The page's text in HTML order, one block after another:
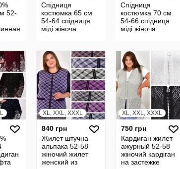
52-
Спідниця
костюмка 65 см
54-64 спідниця
міді жіноча
24236
Спідниця
костюмка 70 см
54-66 спідниця
міді жіноча
24235
XL, XXL, XXXL
840 грн
Жилет штучна
альпака 52-58
жіночий жилет
женский из
XL, XXL, XXXL
750 грн
Кардиган жилет
ажурный 52-58
жіночий кардіган
на застежке